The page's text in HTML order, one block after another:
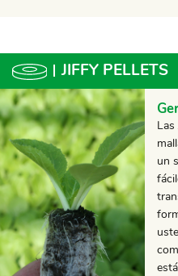
JIFFY PELLETS
un